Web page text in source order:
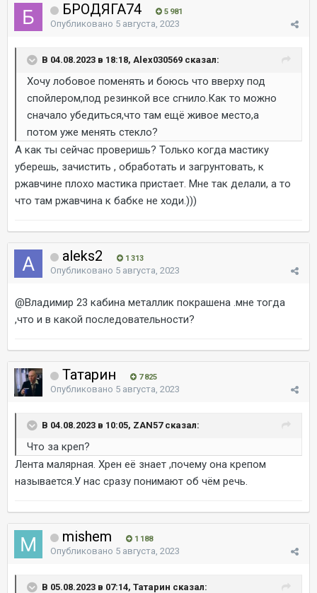
БРОДЯГА74 5 981
Опубликовано 5 августа, 2023
В 04.08.2023 в 18:18, Alex030569 сказал:
Хочу лобовое поменять и боюсь что вверху под
спойлером,под резинкой все сгнило.Как то можно
сначало убедиться,что там ещё живое место,а
потом уже менять стекло?
А как ты сейчас проверишь? Только когда мастику
уберешь, зачистить , обработать и загрунтовать, к
ржавчине плохо мастика пристает. Мне так делали, а то
что там ржавчина к бабке не ходи.)))
aleks2 1 313
Опубликовано 5 августа, 2023
@Владимир 23 кабина металлик покрашена .мне тогда
,что и в какой последовательности?
Татарин 7 825
Опубликовано 5 августа, 2023
В 04.08.2023 в 10:05, ZAN57 сказал:
Что за креп?
Лента малярная. Хрен её знает ,почему она крепом
называется.У нас сразу понимают об чём речь.
mishem 1 188
Опубликовано 5 августа, 2023
В 05.08.2023 в 07:14, Татарин сказал: